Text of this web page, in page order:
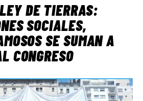
LEY DE TIERRAS:
SOCIALES,
SE SUMAN A
CONGRESO